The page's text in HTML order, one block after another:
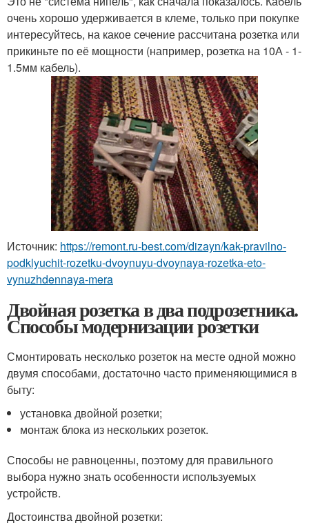
очень хорошо удерживается в клеме, только при покупке
интересуйтесь, на какое сечение рассчитана розетка или
прикиньте по её мощности (например, розетка на 10А - 1-
1.5мм кабель).
Источник: https://remont.ru-best.com/dizayn/kak-pravilno-
podklyuchit-rozetku-dvoynuyu-dvoynaya-rozetka-eto-
vynuzhdennaya-mera
Двойная розетка в два подрозетника.
Способы модернизации розетки
Смонтировать несколько розеток на месте одной можно
двумя способами, достаточно часто применяющимися в
быту:
установка двойной розетки;
монтаж блока из нескольких розеток.
Способы не равноценны, поэтому для правильного
выбора нужно знать особенности используемых
устройств.
Достоинства двойной розетки: